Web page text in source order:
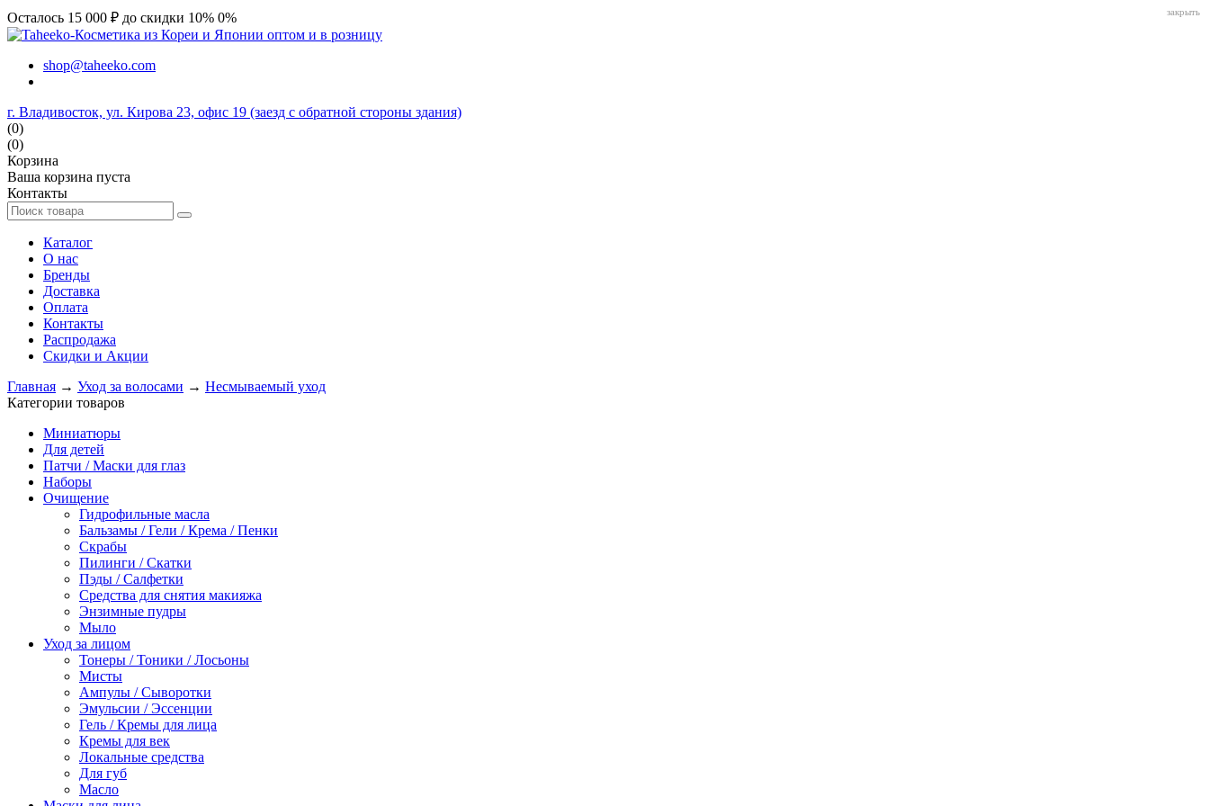
Осталось 15 000 ₽ до скидки 10% 0%
shop@taheeko.com
г. Владивосток, ул. Кирова 23, офис 19 (заезд с обратной стороны здания)
(0)
(0)
Корзина
Ваша корзина пуста
Контакты
Каталог
О нас
Бренды
Доставка
Оплата
Контакты
Распродажа
Скидки и Акции
Главная → Уход за волосами → Несмываемый уход
Категории товаров
Миниатюры
Для детей
Патчи / Маски для глаз
Наборы
Очищение
Гидрофильные масла
Бальзамы / Гели / Крема / Пенки
Скрабы
Пилинги / Скатки
Пэды / Салфетки
Средства для снятия макияжа
Энзимные пудры
Мыло
Уход за лицом
Тонеры / Тоники / Лосьоны
Мисты
Ампулы / Сыворотки
Эмульсии / Эссенции
Гель / Кремы для лица
Кремы для век
Локальные средства
Для губ
Масло
закрыть